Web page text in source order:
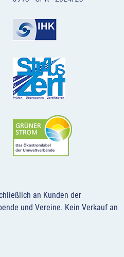
an Kunden der
und Vereine. Kein Verkauf an